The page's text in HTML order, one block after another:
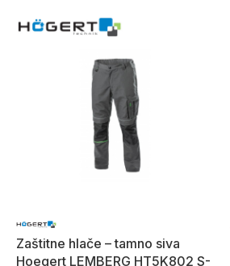
Zaštitne hlače – tamno siva
Hoegert LEMBERG HT5K802 S-